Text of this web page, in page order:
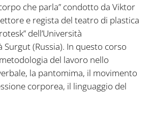
che parla” condotto da Viktor
e regista del teatro di plastica
dell’Università
Surgut (Russia). In questo corso
del lavoro nello
la pantomima, il movimento
corporea, il linguaggio del